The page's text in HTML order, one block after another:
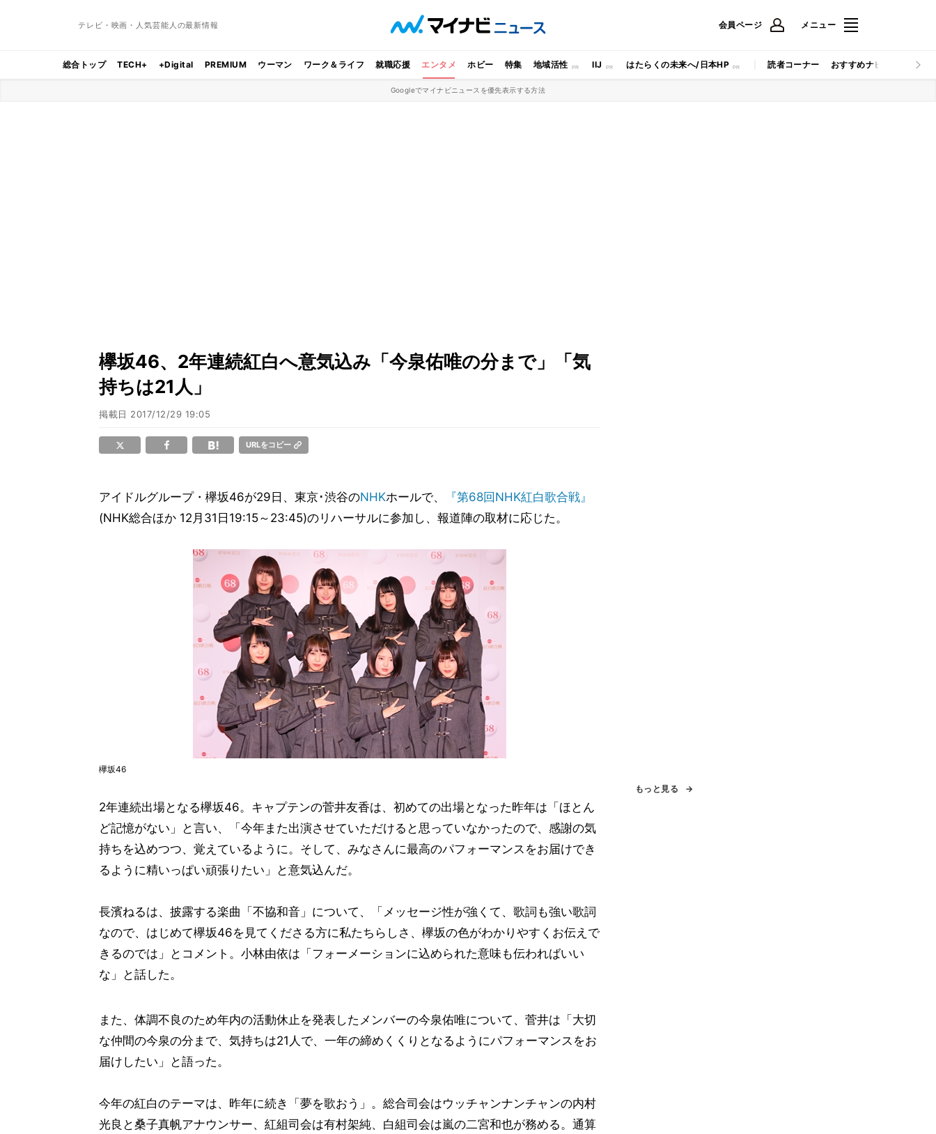
テレビ・映画・人気芸能人の最新情報 会員ページ メニュー
総合トップ TECH+ +Digital PREMIUM ウーマン ワーク＆ライフ 就職応援 エンタメ ホビー 特集 地域活性 IIJ はたらくの未来へ/日本HP 読者コーナー おすすめナビ マイナビ
Googleでマイナビニュースを優先表示する方法
欅坂46、2年連続紅白へ意気込み「今泉佑唯の分まで」「気
持ちは21人」
掲載日 2017/12/29 19:05
URLをコピー
アイドルグループ・欅坂46が29日、東京･渋谷のNHKホールで、
『第68回NHK紅白歌合戦』
(NHK総合ほか 12月31日19:15～23:45)のリハーサルに参加し、報道陣の取材に応じた。
欅坂46
2年連続出場となる欅坂46。キャプテンの菅井友香は、初めての出場となった昨年は「ほとん
ど記憶がない」と言い、「今年また出演させていただけると思っていなかったので、感謝の気
持ちを込めつつ、覚えているように。そして、みなさんに最高のパフォーマンスをお届けでき
るように精いっぱい頑張りたい」と意気込んだ。
長濱ねるは、披露する楽曲「不協和音」について、「メッセージ性が強くて、歌詞も強い歌詞
なので、はじめて欅坂46を見てくださる方に私たちらしさ、欅坂の色がわかりやすくお伝えで
きるのでは」とコメント。小林由依は「フォーメーションに込められた意味も伝わればいい
な」と話した。
また、体調不良のため年内の活動休止を発表したメンバーの今泉佑唯について、菅井は「大切
な仲間の今泉の分まで、気持ちは21人で、一年の締めくくりとなるようにパフォーマンスをお
届けしたい」と語った。
今年の紅白のテーマは、昨年に続き「夢を歌おう」。総合司会はウッチャンナンチャンの内村
光良と桑子真帆アナウンサー、紅組司会は有村架純、白組司会は嵐の二宮和也が務める。通算
もっと見る